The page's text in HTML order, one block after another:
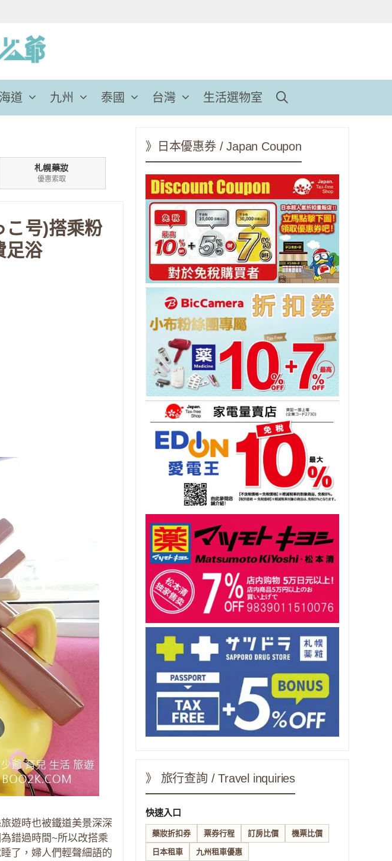
道 九州 泰國 台灣 生活選物室
札幌藥妝
優惠索取
こ号)搭乘粉
足浴
遊時也被鐵道美景深深
錯過時間~所以改搭乘
了，婦人們輕聲細語的
》日本優惠券 / Japan Coupon
》 旅行查詢 / Travel inquiries
快速入口
藥妝折扣券 票券行程 訂房比價 機票比價
日本租車 九州租車優惠